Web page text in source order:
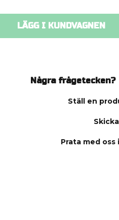
LÄGG I KUNDVAGNEN
Några frågetecken?
Ställ en
Prata med